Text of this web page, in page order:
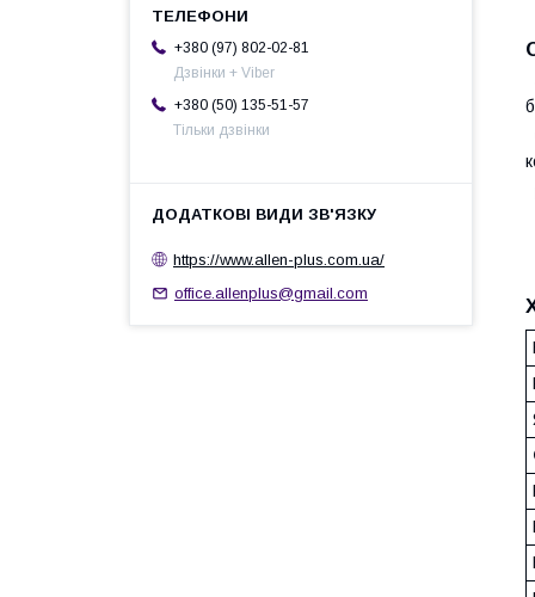
+380 (97) 802-02-81
Дзвінки + Viber
+380 (50) 135-51-57
Тільки дзвінки
https://www.allen-plus.com.ua/
office.allenplus@gmail.com